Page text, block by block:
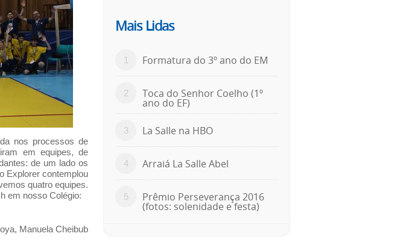
nos processos de
em equipes, de
de um lado os
Explorer contemplou
quatro equipes.
em nosso Colégio:
Manuela Cheibub
Mais Lidas
1 Formatura do 3º ano do EM
2 Toca do Senhor Coelho (1º
ano do EF)
3 La Salle na HBO
4 Arraiá La Salle Abel
5 Prêmio Perseverança 2016
(fotos: solenidade e festa)